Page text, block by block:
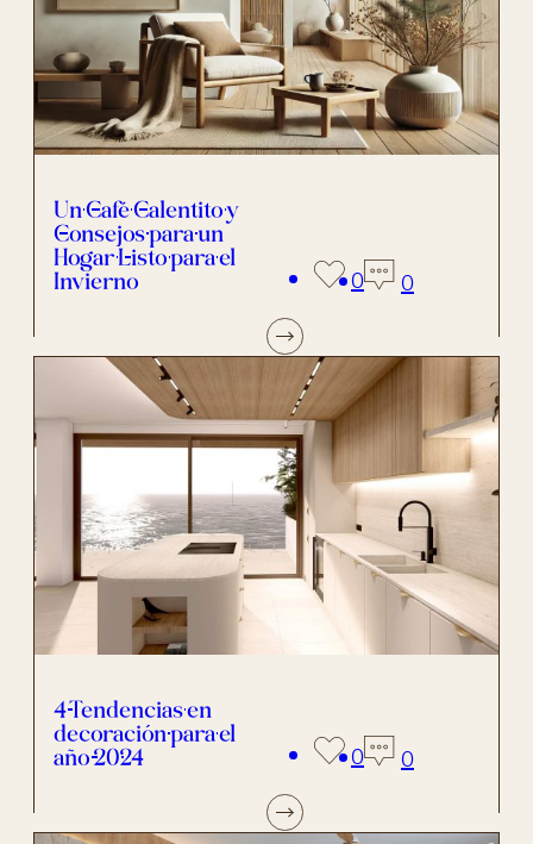
Un Café Calentito y
Consejos para un
Hogar Listo para el
Invierno 0 0
4 Tendencias en
decoración para el
año 2024 0 0